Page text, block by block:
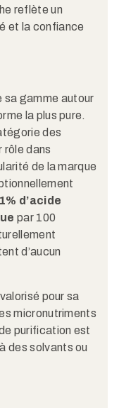
reflète un
et la confiance
gamme autour
la plus pure.
des
rôle dans
de la marque
d’acide
par 100
d’aucun
pour sa
micronutriments
purification est
des solvants ou